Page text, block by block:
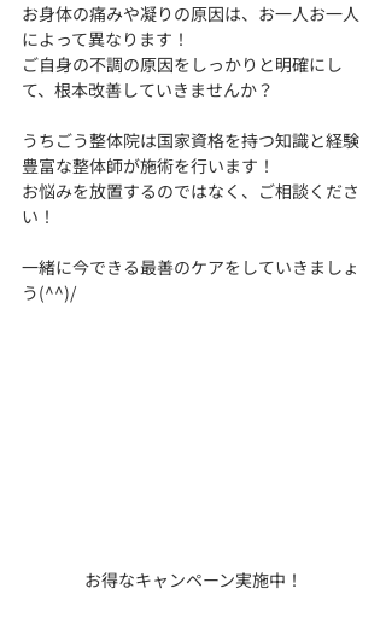
お身体の痛みや凝りの原因は、お一人お一人
によって異なります！
ご自身の不調の原因をしっかりと明確にし
て、根本改善していきませんか？
うちごう整体院は国家資格を持つ知識と経験
豊富な整体師が施術を行います！
お悩みを放置するのではなく、ご相談くださ
い！
一緒に今できる最善のケアをしていきましょ
う(^^)/
お得なキャンペーン実施中！